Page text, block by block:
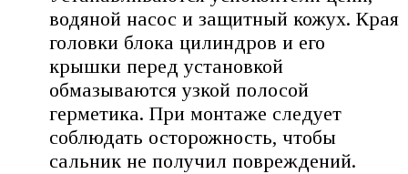
водяной насос и защитный кожух. Края
головки блока цилиндров и его
крышки перед установкой
обмазываются узкой полосой
герметика. При монтаже следует
соблюдать осторожность, чтобы
сальник не получил повреждений.